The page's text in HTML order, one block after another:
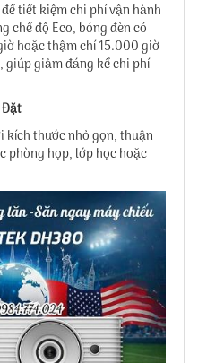
tiết kiệm chi phí vận hành
chế độ Eco, bóng đèn có
hoặc thậm chí 15.000 giờ
giúp giảm đáng kể chi phí
Đặt
kích thước nhỏ gọn, thuận
phòng họp, lớp học hoặc